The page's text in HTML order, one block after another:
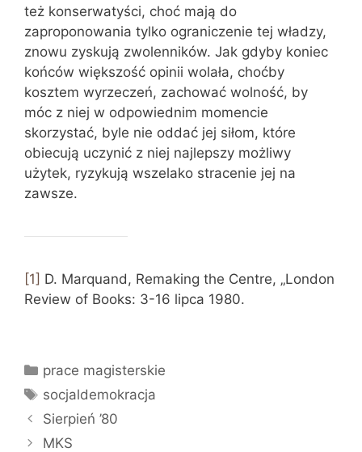
też konserwatyści, choć mają do
zaproponowania tylko ograniczenie tej władzy,
znowu zyskują zwolenników. Jak gdyby koniec
końców większość opinii wolała, choćby
kosztem wyrzeczeń, zachować wolność, by
móc z niej w odpowiednim momencie
skorzystać, byle nie oddać jej siłom, które
obiecują uczynić z niej najlepszy możliwy
użytek, ryzykują wszelako stracenie jej na
zawsze.
[1] D. Marquand, Remaking the Centre, „London
Review of Books: 3-16 lipca 1980.
Kategorie
prace magisterskie
Tagi
socjaldemokracja
Sierpień ’80
MKS